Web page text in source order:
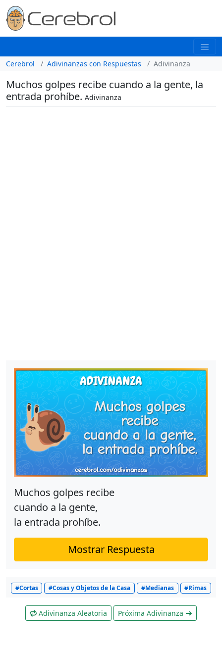
Cerebrol Adivinanzas con Respuestas Adivinanza
Muchos golpes recibe cuando a la gente, la
entrada prohíbe. Adivinanza
Muchos golpes recibe
cuando a la gente,
la entrada prohíbe.
Mostrar Respuesta
#Cortas #Cosas y Objetos de la Casa #Medianas #Rimas
Adivinanza Aleatoria Próxima Adivinanza